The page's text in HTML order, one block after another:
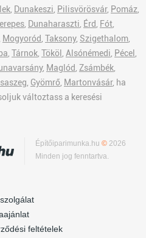
Dunakeszi Pilisvörösvár, Pomáz
Dunaharaszti Érd Fót
Mogyoród Taksony, Szigethalom
Tárnok Tököl Alsónémedi Pécel
, Maglód Zsámbék
Isaszeg Gyömrő Martonvásár, ha
változtass a keresési
Építőiparimunka.hu© 2026
Minden jog fenntartva.
feltételek